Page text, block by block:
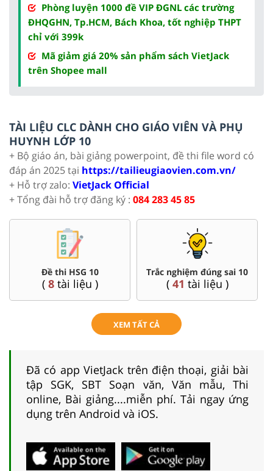
Phòng luyện 1000 đề VIP ĐGNL các trường
ĐHQGHN, Tp.HCM, Bách Khoa, tốt nghiệp THPT
chỉ với 399k
Mã giảm giá 20% sản phẩm sách VietJack
trên Shopee mall
TÀI LIỆU CLC DÀNH CHO GIÁO VIÊN VÀ PHỤ
HUYNH LỚP 10
+ Bộ giáo án, bài giảng powerpoint, đề thi file word có
đáp án 2025 tại https://tailieugiaovien.com.vn/
+ Hỗ trợ zalo: VietJack Official
+ Tổng đài hỗ trợ đăng ký : 084 283 45 85
Đề thi HSG 10
( 8tài liệu )
Trắc nghiệm đúng sai 10
( 41 tài liệu )
XEM TẤT CẢ
Đã có app VietJack trên điện thoại, giải bài
tập SGK, SBT Soạn văn, Văn mẫu, Thi
online, Bài giảng....miễn phí. Tải ngay ứng
dụng trên Android và iOS.